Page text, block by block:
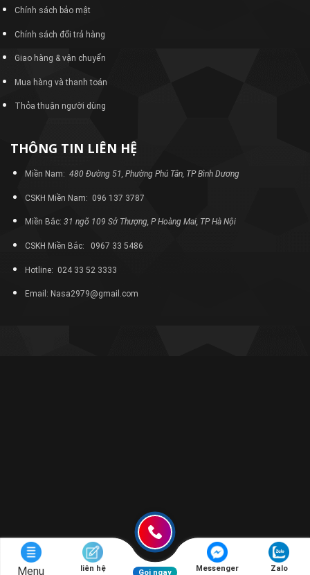
Chính sách bảo mật
Chính sách đổi trả hàng
Giao hàng & vận chuyển
Mua hàng và thanh toán
Thỏa thuận người dùng
THÔNG TIN LIÊN HỆ
Miền Nam: 480 Đường 51, Phường Phú Tân, TP Bình Dương
CSKH Miền Nam: 096 137 3787
Miền Bắc: 31 ngõ 109 Sở Thượng, P Hoàng Mai, TP Hà Nội
CSKH Miền Bắc: 0967 33 5486
Hotline: 024 33 52 3333
Email: Nasa2979@gmail.com
Menu liên hệ Gọi ngay Messenger Zalo